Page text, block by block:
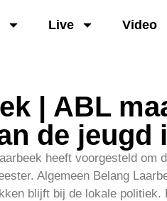
Live Video
| ABL
de jeugd
heeft voorgesteld om
Algemeen Belang
blijft bij de lokale politiek.